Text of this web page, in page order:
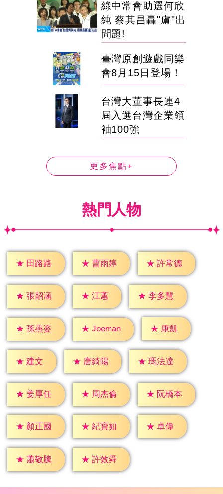
綠中常會助選何欣
純 蔡其昌轟"盧"出
問題!
臺灣原創遊戲同樂
會8月15日登場！
台灣大董事長連4
屆入選台灣企業領
袖100強
更多焦點+
熱門人物
★ 田路路 ★ 曹雨婷 ★ 許常德
★ 張韶涵 ★ 江蕙 ★ 李多慧
★ 孫燕姿 ★ Joeman ★ 康凱
★ 建文 ★ 唐綺陽 ★ 瑪法達
★ 姜厚任 ★ 周杰倫 ★ 阮橋本
★ 顏正國 ★ 紀寶如 ★ 卓偉
★ 蕭敬騰 ★ 許效舜